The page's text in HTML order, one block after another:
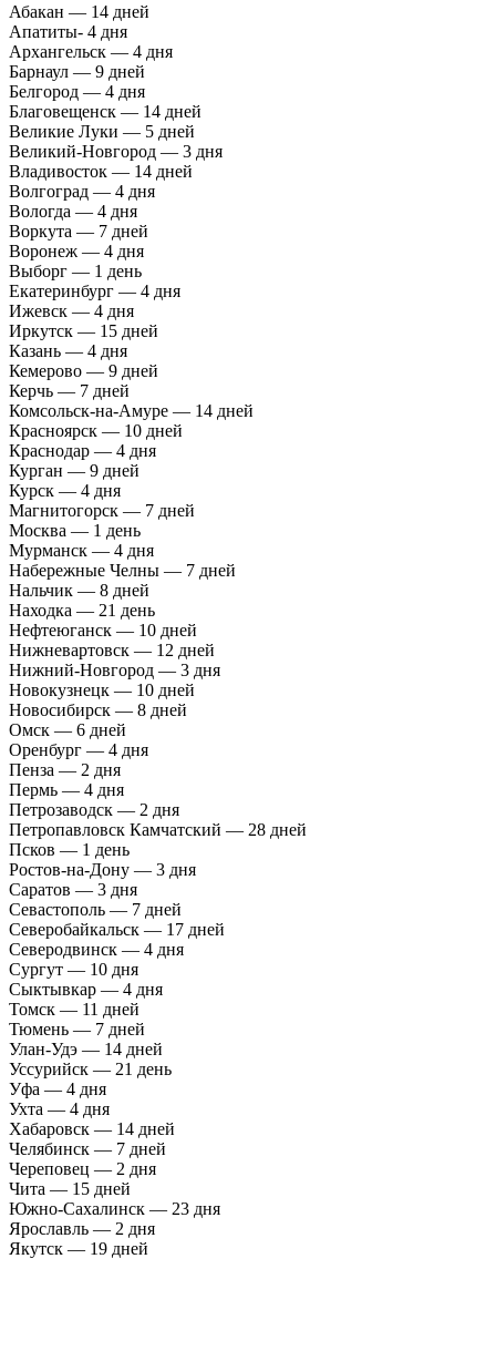
Абакан — 14 дней
Апатиты- 4 дня
Архангельск — 4 дня
Барнаул — 9 дней
Белгород — 4 дня
Благовещенск — 14 дней
Великие Луки — 5 дней
Великий-Новгород — 3 дня
Владивосток — 14 дней
Волгоград — 4 дня
Вологда — 4 дня
Воркута — 7 дней
Воронеж — 4 дня
Выборг — 1 день
Екатеринбург — 4 дня
Ижевск — 4 дня
Иркутск — 15 дней
Казань — 4 дня
Кемерово — 9 дней
Керчь — 7 дней
Комсольск-на-Амуре — 14 дней
Красноярск — 10 дней
Краснодар — 4 дня
Курган — 9 дней
Курск — 4 дня
Магнитогорск — 7 дней
Москва — 1 день
Мурманск — 4 дня
Набережные Челны — 7 дней
Нальчик — 8 дней
Находка — 21 день
Нефтеюганск — 10 дней
Нижневартовск — 12 дней
Нижний-Новгород — 3 дня
Новокузнецк — 10 дней
Новосибирск — 8 дней
Омск — 6 дней
Оренбург — 4 дня
Пенза — 2 дня
Пермь — 4 дня
Петрозаводск — 2 дня
Петропавловск Камчатский — 28 дней
Псков — 1 день
Ростов-на-Дону — 3 дня
Саратов — 3 дня
Севастополь — 7 дней
Северобайкальск — 17 дней
Северодвинск — 4 дня
Сургут — 10 дня
Сыктывкар — 4 дня
Томск — 11 дней
Тюмень — 7 дней
Улан-Удэ — 14 дней
Уссурийск — 21 день
Уфа — 4 дня
Ухта — 4 дня
Хабаровск — 14 дней
Челябинск — 7 дней
Череповец — 2 дня
Чита — 15 дней
Южно-Сахалинск — 23 дня
Ярославль — 2 дня
Якутск — 19 дней